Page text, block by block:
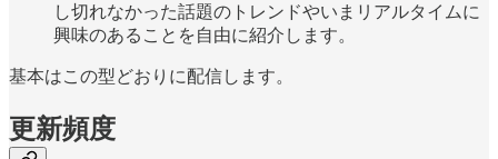
し切れなかった話題のトレンドやいまリアルタイムに
興味のあることを自由に紹介します。
基本はこの型どおりに配信します。
更新頻度